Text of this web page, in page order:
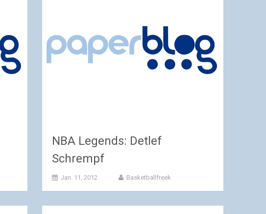
NBA Legends: Detlef
Schrempf
Jan. 11, 2012 Basketballfreek